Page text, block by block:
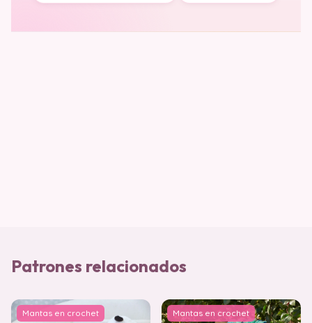
Patrones relacionados
Mantas en crochet Mantas en crochet